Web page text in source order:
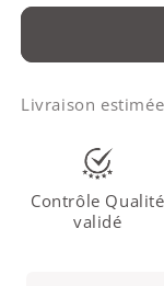
Livraison
Contrôle Qualité
validé